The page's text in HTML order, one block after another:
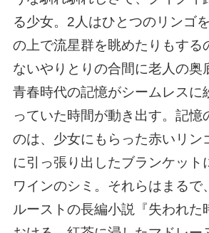
る少女。2人はひとつのリンゴ
の上で流星群を眺めたりもする
ないやりとりの合間に老人の奥
青春時代の記憶がシームレスに
っていた時間が動き出す。記憶
のは、少女にもらった赤いリン
に引っ張り出したブランケット
ワインのシミ。それらはまるで
ルーストの長編小説『失われた